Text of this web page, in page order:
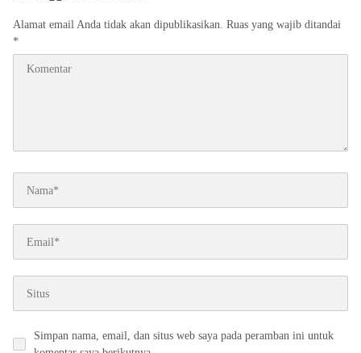
Alamat email Anda tidak akan dipublikasikan. Ruas yang wajib ditandai
*
Simpan nama, email, dan situs web saya pada peramban ini untuk